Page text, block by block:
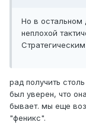
Но в остальном
неплохой
рад получить
был уверен, что
бывает. мы еще
"феникс".